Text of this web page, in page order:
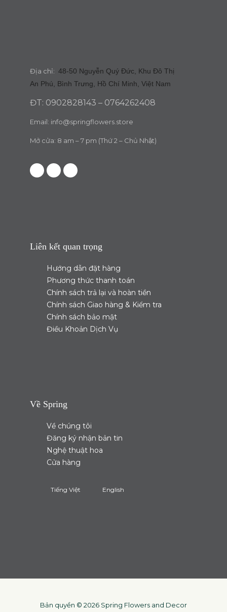
Địa chỉ: 48-50 Nguyễn Quý Đức, Khu Đô Thị
An Phú, Bình Trưng, Hồ Chí Minh, Việt Nam
ĐT: 0902828143 – 0764262408
Email: info@springflowers.store
Mở cửa: 8 am – 7 pm (Thứ 2 – Chủ Nhật)
Facebook
Instagram
Tiktok
Liên kết quan trọng
Hướng dẫn đặt hàng
Phương thức thanh toán
Chính sách trả lại và hoàn tiền
Chính sách Giao hàng & Kiểm tra
Chính sách bảo mật
Điều Khoản Dịch Vụ
Về Spring
Về chúng tôi
Đăng ký nhận bản tin
Nghệ thuật hoa
Cửa hàng
Tiếng Việt English
Bản quyền © 2026 Spring Flowers and Decor